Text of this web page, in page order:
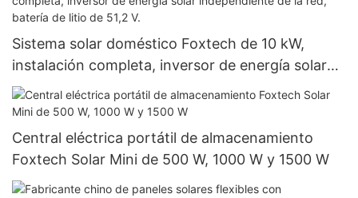
Sistema solar doméstico Foxtech de 10 kW,
instalación completa, inversor de energía solar
independiente de la red, batería de litio de 51,2 V.
Central eléctrica portátil de almacenamiento
Foxtech Solar Mini de 500 W, 1000 W y 1500 W